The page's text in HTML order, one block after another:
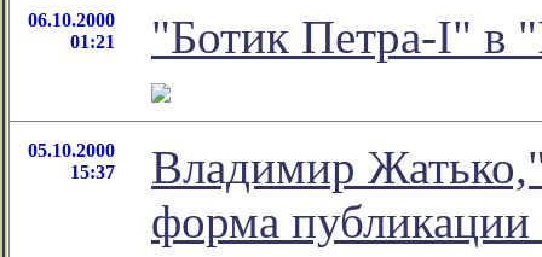
06.10.2000
01:21
"Ботик Петра-I" в
05.10.2000
15:37
Владимир
форма публикации